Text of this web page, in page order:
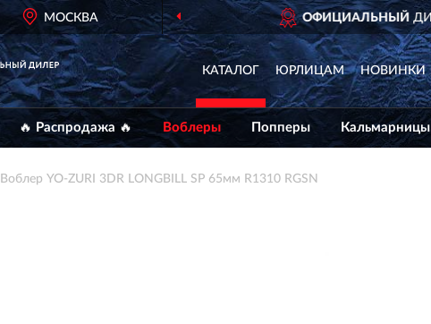
МОСКВА
ОФИЦИАЛЬНЫЙ ДИЛЕР YO-ZURI
КАТАЛОГ ЮРЛИЦАМ НОВИНКИ
🔥 Распродажа 🔥 Воблеры Попперы Кальмарницы
Воблер YO-ZURI 3DR LONGBILL SP 65мм R1310 RGSN